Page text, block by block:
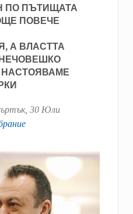
ПО ПЪТИЩАТА
ПОВЕЧЕ
А ВЛАСТТА
30 Юли